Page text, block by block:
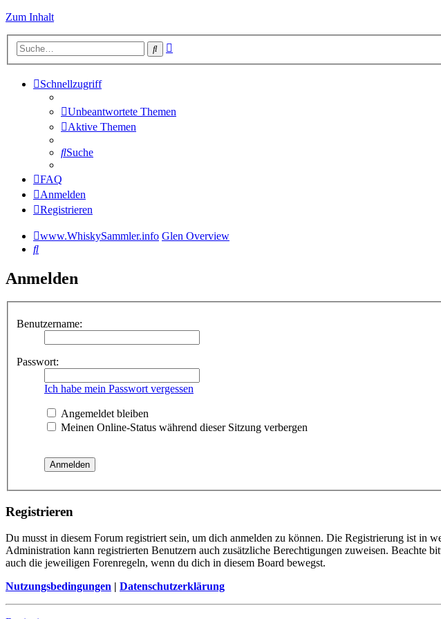
Zum Inhalt
Suche
Schnellzugriff
Unbeantwortete Themen
Aktive Themen
Suche
FAQ
Anmelden
Registrieren
www.WhiskySammler.info Glen Overview
Suche
Anmelden
Benutzername:
Passwort:
Ich habe mein Passwort vergessen
Angemeldet bleiben
Meinen Online-Status während dieser Sitzung verbergen
Registrieren
Du musst in diesem Forum registriert sein, um dich anmelden zu können. Die Registrierung ist
Administration kann registrierten Benutzern auch zusätzliche Berechtigungen zuweisen. Beachte
auch die jeweiligen Forenregeln, wenn du dich in diesem Board bewegst.
Nutzungsbedingungen | Datenschutzerklärung